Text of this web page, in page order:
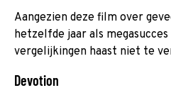
Aangezien deze film over
hetzelfde jaar als megasucces
vergelijkingen haast niet te
Devotion